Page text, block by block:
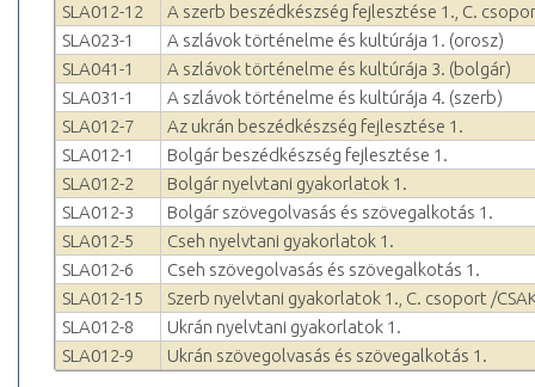
SLA012-12
A szerb beszédkészség fejlesztése 1., C.
SLA023-1
A szlávok történelme és kultúrája 1. (orosz)
SLA041-1
A szlávok történelme és kultúrája 3. (bolgár)
SLA031-1
A szlávok történelme és kultúrája 4. (szerb)
SLA012-7
Az ukrán beszédkészség fejlesztése 1.
SLA012-1
Bolgár beszédkészség fejlesztése 1.
SLA012-2
Bolgár nyelvtani gyakorlatok 1.
SLA012-3
Bolgár szövegolvasás és szövegalkotás 1.
SLA012-5
Cseh nyelvtani gyakorlatok 1.
SLA012-6
Cseh szövegolvasás és szövegalkotás 1.
SLA012-15
Szerb nyelvtani gyakorlatok 1., C. csoport /
SLA012-8
Ukrán nyelvtani gyakorlatok 1.
SLA012-9
Ukrán szövegolvasás és szövegalkotás 1.